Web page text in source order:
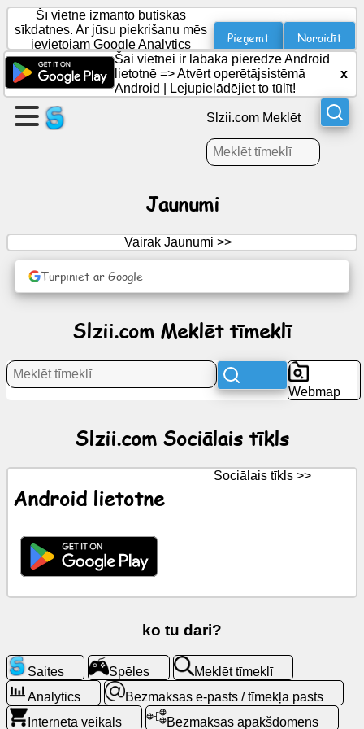
Izveidojiet
lapu
Izveidot
kārtība
tīkls
ChatGPT
Wiki
Meklēt
tīmeklī
Šī vietne izmanto būtiskas
sīkdatnes. Ar jūsu piekrišanu mēs
ievietojam Google Analytics
sīkfailus statistikai.
Pieņemt Noraidīt
Šai vietnei ir labāka pieredze Android
lietotnē =>Atvērt operētājsistēmā
Android
Lejupielādējiet to tūlīt!
x
Slzii.com Meklēt
Jaunumi
Vairāk Jaunumi >>
Turpiniet ar Google
Slzii.com Meklēt tīmeklī
Webmap
Slzii.com Sociālais tīkls
Android lietotne
Sociālais tīkls >>
ko tu dari?
Saites Spēles
Meklēt tīmeklī
Analytics
Bezmaksas e-pasts / tīmekļa pasts
Interneta veikals
Bezmaksas apakšdomēns